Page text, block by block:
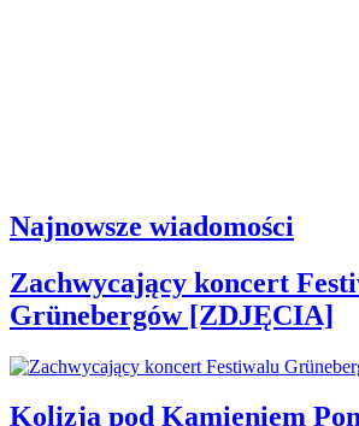
Najnowsze wiadomości
Zachwycający koncert
Grünebergów [ZDJĘCIA]
Kolizja pod Kamieniem